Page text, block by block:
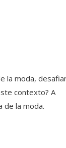
la moda,
contexto? A
de la moda.